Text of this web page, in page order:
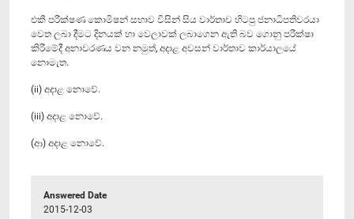
එකී පරීක්ෂණ කොමිෂන් සභාව විසින් සිය වාර්තාව හිටපු ජනාධිපතිවරයා
වෙත ලබා දීමට දිනයක් හා වෙලාවක් ලබාගෙන ඇති බව ගොනු පරීක්ෂා
කිරීමේදී අනාවරණය වන නමුත්, අදාළ අවසන් වාර්තාව කාර්යාලයේ
නොමැත.
(ii) අදාළ නොවේ.
(iii) අදාළ නොවේ.
(ආ) අදාළ නොවේ.
Answered Date
2015-12-03